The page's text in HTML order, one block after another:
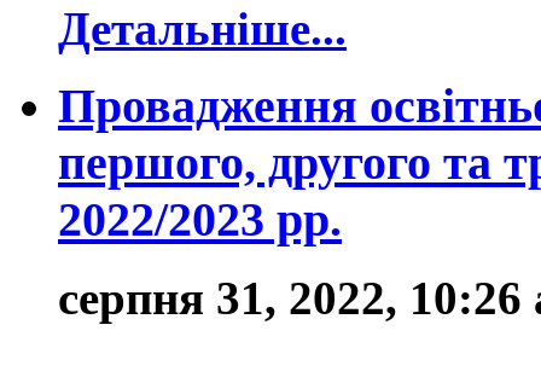
Детальніше...
Провадження
першого, другого та
2022/2023 рр.
серпня 31, 2022, 10:26